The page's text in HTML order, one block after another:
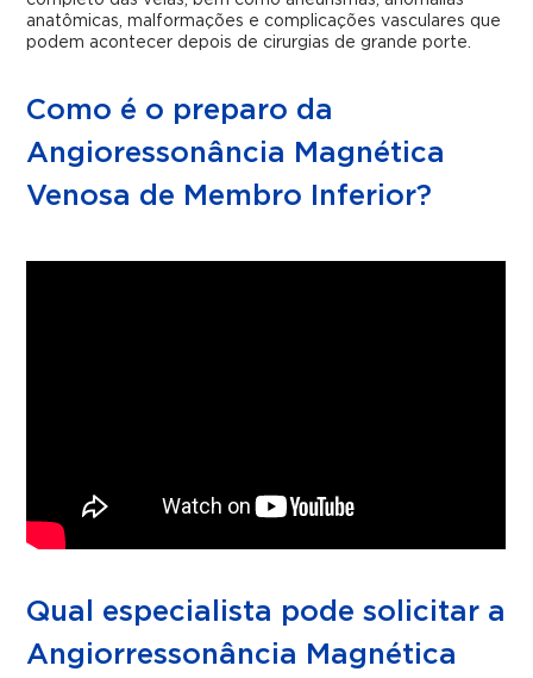
anatômicas, malformações e complicações vasculares que
podem acontecer depois de cirurgias de grande porte.
Como é o preparo da
Angioressonância Magnética
Venosa de Membro Inferior?
Qual especialista pode solicitar a
Angiorressonância Magnética